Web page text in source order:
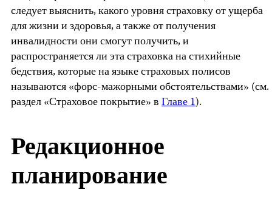
следует выяснить, какого уровня страховку от ущерба
для жизни и здоровья, а также от получения
инвалидности они смогут получить, и
распространяется ли эта страховка на стихийные
бедствия, которые на языке страховых полисов
называются «форс-мажорными обстоятельствами» (см.
раздел «Страховое покрытие» вГлаве 1).
Редакционное
планирование